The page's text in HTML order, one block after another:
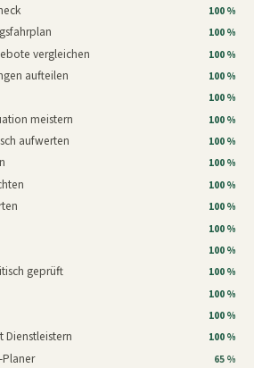
100 %
100 %
vergleichen 100 %
aufteilen 100 %
100 %
meistern 100 %
aufwerten 100 %
100 %
100 %
100 %
100 %
100 %
geprüft 100 %
100 %
100 %
Dienstleistern 100 %
65 %